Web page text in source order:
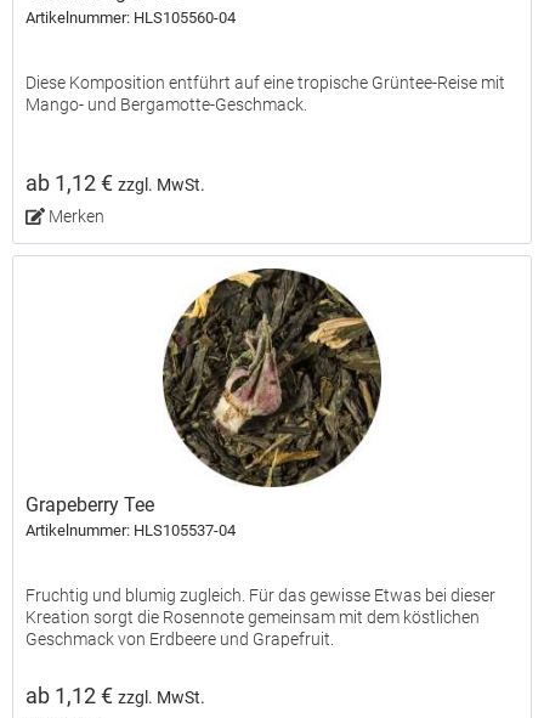
Artikelnummer: HLS105560-04
Diese Komposition entführt auf eine tropische Grüntee-Reise mit
Mango- und Bergamotte-Geschmack.
ab 1,12 €zzgl. MwSt.
Merken
Grapeberry Tee
Artikelnummer: HLS105537-04
Fruchtig und blumig zugleich. Für das gewisse Etwas bei dieser
Kreation sorgt die Rosennote gemeinsam mit dem köstlichen
Geschmack von Erdbeere und Grapefruit.
ab 1,12 €zzgl. MwSt.